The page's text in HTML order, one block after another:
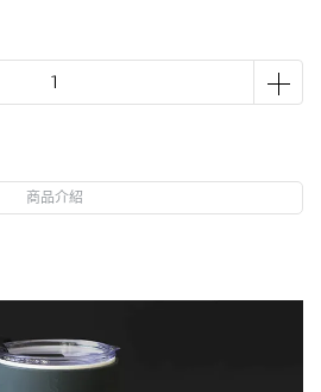
商品介紹